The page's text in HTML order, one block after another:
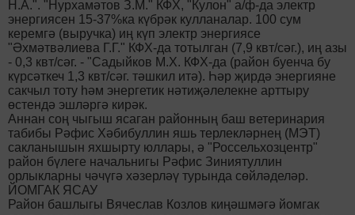
Н.А.". "Нурхамәтов З.М." КФХ, "Кулон" а/ф-да электр
энергиясен 15-37%ка күбрәк кулланалар. 100 сум
керемгә (выручка) иң күп электр энергиясе
"Әхмәтвәлиева Г.Г." КФХ-да тотылган (7,9 квт/сәг.), иң азы
- 0,3 квт/сәг. - "Садыйков М.Х. КФХ-да (район буенча бу
күрсәткеч 1,3 квт/сәг. тәшкил итә). Һәр җирдә энергияне
сакчыл тоту һәм энергетик нәтиҗәлелекне арттыру
өстендә эшләргә кирәк.
Аннан соң чыгыш ясаган районның баш ветеринария
табибы Рәфис Хәбибуллин яшь терлекләрнең (МЭТ)
сакланышын яхшырту юллары, ә "Россельхозцентр"
район бүлеге начальнигы Рәфис Зиниятуллин
орлыкларны чәчүгә хәзерләү турында сөйләделәр.
ЙОМГАК ЯСАУ
Район башлыгы Вячеслав Козлов киңәшмәгә йомгак